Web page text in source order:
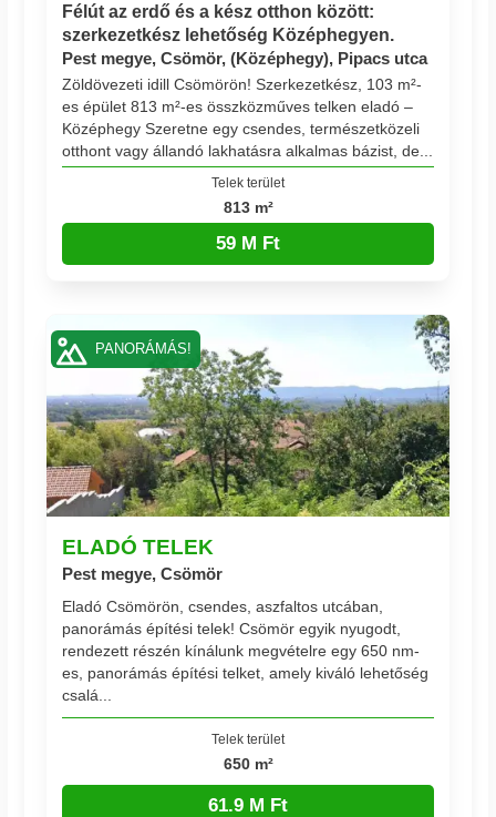
Félút az erdő és a kész otthon között:
szerkezetkész lehetőség Középhegyen.
Pest megye, Csömör, (Középhegy), Pipacs utca
Zöldövezeti idill Csömörön! Szerkezetkész, 103 m²-
es épület 813 m²-es összközműves telken eladó –
Középhegy Szeretne egy csendes, természetközeli
otthont vagy állandó lakhatásra alkalmas bázist, de...
Telek terület
813 m²
59 M Ft
ELADÓ TELEK
Pest megye, Csömör
Eladó Csömörön, csendes, aszfaltos utcában,
panorámás építési telek! Csömör egyik nyugodt,
rendezett részén kínálunk megvételre egy 650 nm-
es, panorámás építési telket, amely kiváló lehetőség
csalá...
Telek terület
650 m²
61.9 M Ft
PANORÁMÁS!